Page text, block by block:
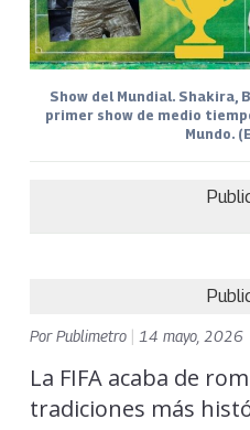
Show del Mundial. Shakira,
primer show de medio
Mundo.
PorPublimetro 14 mayo, 2026
La FIFA acaba de
tradiciones más